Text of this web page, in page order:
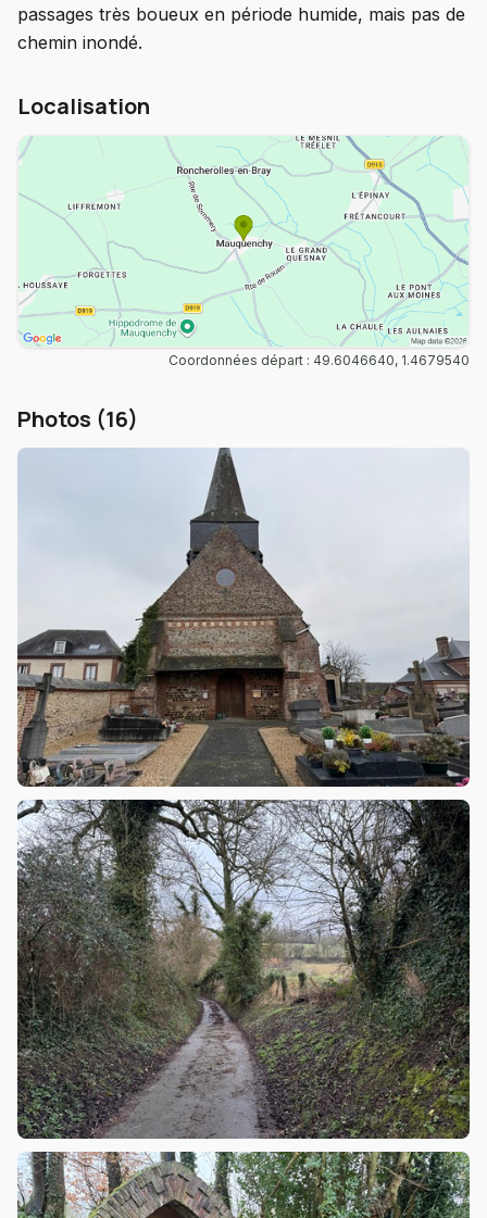
passages très boueux en période humide, mais pas de
chemin inondé.
Localisation
Coordonnées départ : 49.6046640, 1.4679540
Photos (16)